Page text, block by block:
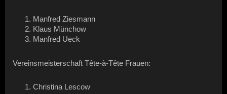
Manfred Ziesmann
Klaus Münchow
Manfred Ueck
Vereinsmeisterschaft Tête-à-Tête Frauen:
Christina Lescow